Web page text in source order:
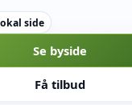
side
Se byside
Få tilbud